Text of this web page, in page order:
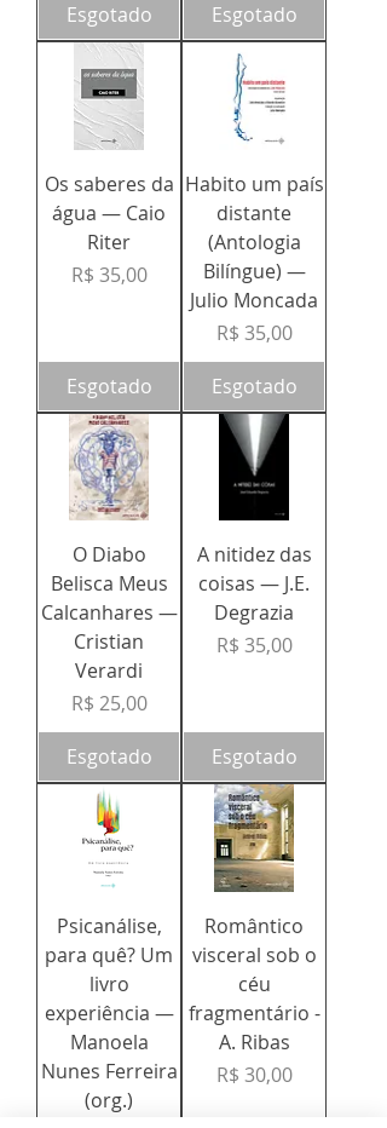
Esgotado
Esgotado
Os saberes da
água — Caio
Riter
Preço
R$ 35,00
Esgotado
Habito um país
distante
(Antologia
Bilíngue) —
Julio Moncada
Preço
R$ 35,00
Esgotado
O Diabo
Belisca Meus
Calcanhares —
Cristian
Verardi
Preço
R$ 25,00
Esgotado
A nitidez das
coisas — J.E.
Degrazia
Preço
R$ 35,00
Esgotado
Psicanálise,
para quê? Um
livro
experiência —
Manoela
Nunes Ferreira
(org.)
Romântico
visceral sob o
céu
fragmentário -
A. Ribas
Preço
R$ 30,00